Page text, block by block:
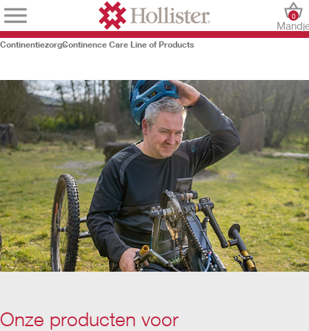
0
ContinentiezorgContinence Care Line of Products
Onze producten voor